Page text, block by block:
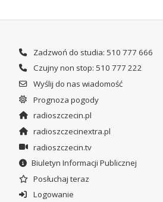
Zadzwoń do studia: 510 777 666
Czujny non stop: 510 777 222
Wyślij do nas wiadomość
Prognoza pogody
radioszczecin.pl
radioszczecinextra.pl
radioszczecin.tv
Biuletyn Informacji Publicznej
Posłuchaj teraz
Logowanie